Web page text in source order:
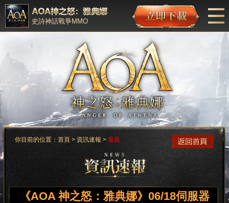
史詩神話戰爭MMO
你目前的位置：首頁 > 資訊速報 >最新
《AOA 神之怒：雅典娜》06/18伺服器